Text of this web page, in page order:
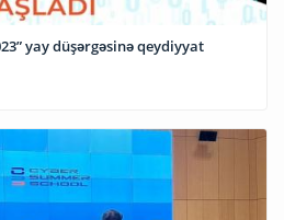
yay düşərgəsinə qeydiyyat